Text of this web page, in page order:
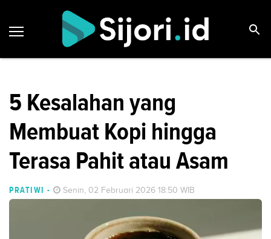
5 Kesalahan yang
Membuat Kopi hingga
Terasa Pahit atau Asam
PRATIWI - Senin, 02 Februari 2026 18:50 WIB